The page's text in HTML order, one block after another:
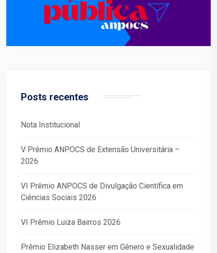
Posts recentes
Nota Institucional
V Prêmio ANPOCS de Extensão Universitária –
2026
VI Prêmio ANPOCS de Divulgação Científica em
Ciências Sociais 2026
VI Prêmio Luiza Bairros 2026
Prêmio Elizabeth Nasser em Gênero e Sexualidade